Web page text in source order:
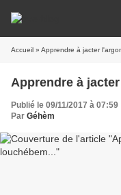
Accueil » Apprendre à jacter
Apprendre à
Publié le 09/11/2017 à 07:59
Par Géhèm